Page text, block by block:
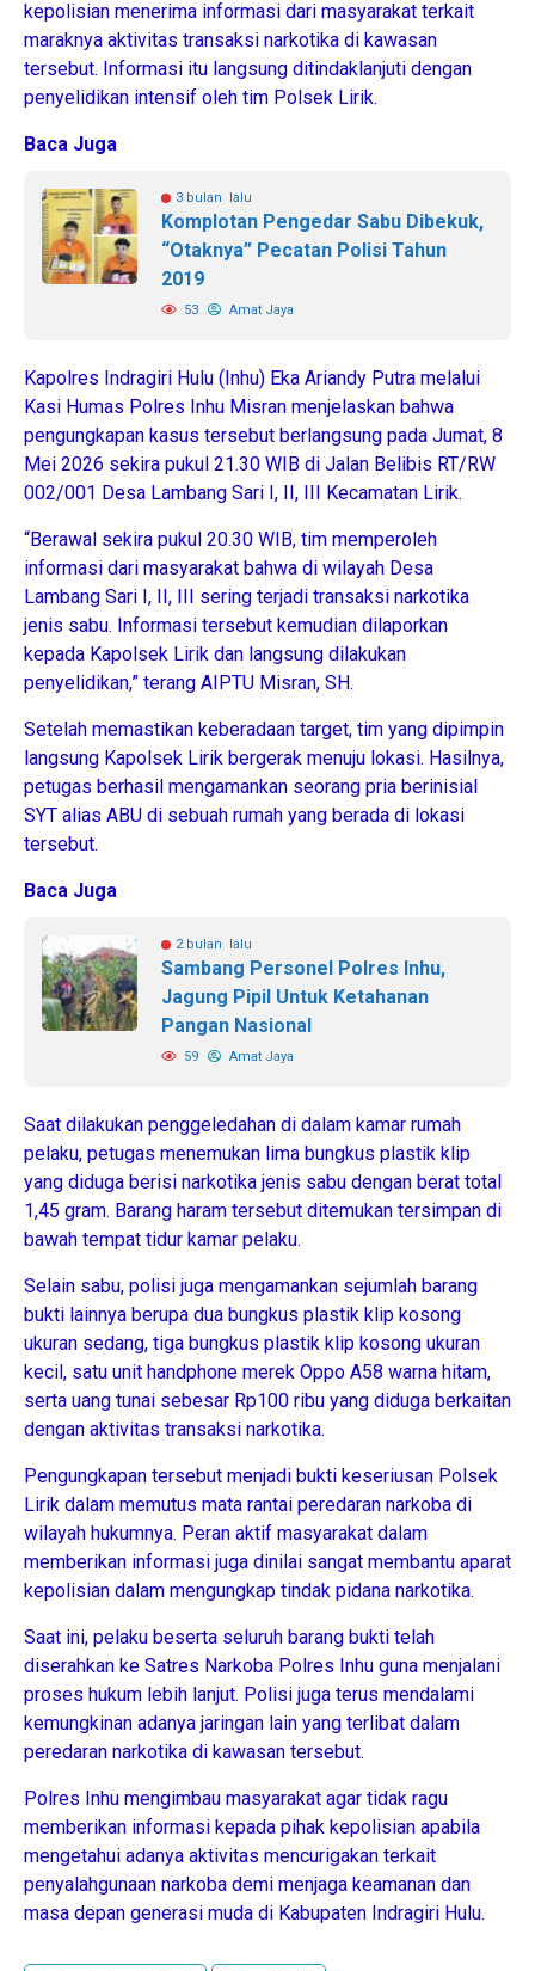
kepolisian menerima informasi dari masyarakat terkait
maraknya aktivitas transaksi narkotika di kawasan
tersebut. Informasi itu langsung ditindaklanjuti dengan
penyelidikan intensif oleh tim Polsek Lirik.
Baca Juga
3 bulan lalu
Komplotan Pengedar Sabu Dibekuk,
“Otaknya” Pecatan Polisi Tahun
2019
53 Amat Jaya
Kapolres Indragiri Hulu (Inhu) Eka Ariandy Putra melalui
Kasi Humas Polres Inhu Misran menjelaskan bahwa
pengungkapan kasus tersebut berlangsung pada Jumat, 8
Mei 2026 sekira pukul 21.30 WIB di Jalan Belibis RT/RW
002/001 Desa Lambang Sari I, II, III Kecamatan Lirik.
“Berawal sekira pukul 20.30 WIB, tim memperoleh
informasi dari masyarakat bahwa di wilayah Desa
Lambang Sari I, II, III sering terjadi transaksi narkotika
jenis sabu. Informasi tersebut kemudian dilaporkan
kepada Kapolsek Lirik dan langsung dilakukan
penyelidikan,” terang AIPTU Misran, SH.
Setelah memastikan keberadaan target, tim yang dipimpin
langsung Kapolsek Lirik bergerak menuju lokasi. Hasilnya,
petugas berhasil mengamankan seorang pria berinisial
SYT alias ABU di sebuah rumah yang berada di lokasi
tersebut.
Baca Juga
2 bulan lalu
Sambang Personel Polres Inhu,
Jagung Pipil Untuk Ketahanan
Pangan Nasional
59 Amat Jaya
Saat dilakukan penggeledahan di dalam kamar rumah
pelaku, petugas menemukan lima bungkus plastik klip
yang diduga berisi narkotika jenis sabu dengan berat total
1,45 gram. Barang haram tersebut ditemukan tersimpan di
bawah tempat tidur kamar pelaku.
Selain sabu, polisi juga mengamankan sejumlah barang
bukti lainnya berupa dua bungkus plastik klip kosong
ukuran sedang, tiga bungkus plastik klip kosong ukuran
kecil, satu unit handphone merek Oppo A58 warna hitam,
serta uang tunai sebesar Rp100 ribu yang diduga berkaitan
dengan aktivitas transaksi narkotika.
Pengungkapan tersebut menjadi bukti keseriusan Polsek
Lirik dalam memutus mata rantai peredaran narkoba di
wilayah hukumnya. Peran aktif masyarakat dalam
memberikan informasi juga dinilai sangat membantu aparat
kepolisian dalam mengungkap tindak pidana narkotika.
Saat ini, pelaku beserta seluruh barang bukti telah
diserahkan ke Satres Narkoba Polres Inhu guna menjalani
proses hukum lebih lanjut. Polisi juga terus mendalami
kemungkinan adanya jaringan lain yang terlibat dalam
peredaran narkotika di kawasan tersebut.
Polres Inhu mengimbau masyarakat agar tidak ragu
memberikan informasi kepada pihak kepolisian apabila
mengetahui adanya aktivitas mencurigakan terkait
penyalahgunaan narkoba demi menjaga keamanan dan
masa depan generasi muda di Kabupaten Indragiri Hulu.